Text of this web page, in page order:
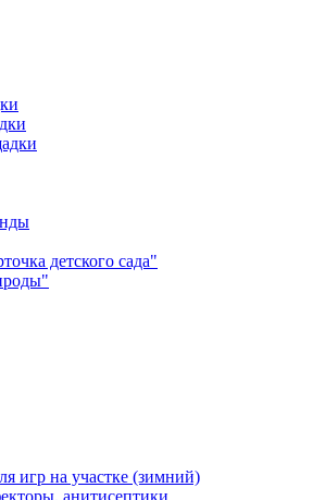
детского сада"
игр на участке (зимний)
анитисептики